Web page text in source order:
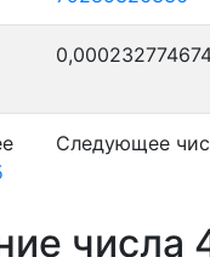
Следующее
числа